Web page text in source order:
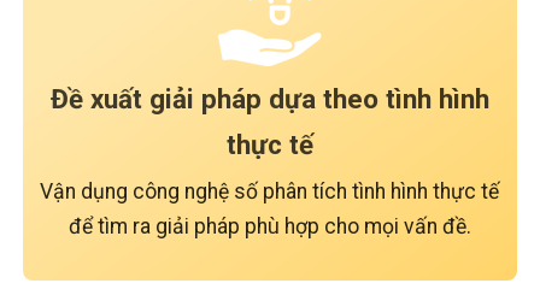
Đề xuất giải pháp dựa theo tình hình
thực tế
Vận dụng công nghệ số phân tích tình hình thực tế
để tìm ra giải pháp phù hợp cho mọi vấn đề.